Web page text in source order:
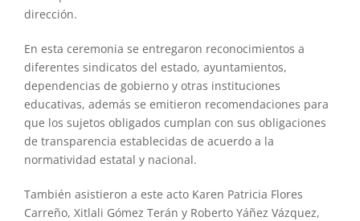
dirección.
En esta ceremonia se entregaron reconocimientos a
diferentes sindicatos del estado, ayuntamientos,
dependencias de gobierno y otras instituciones
educativas, además se emitieron recomendaciones para
que los sujetos obligados cumplan con sus obligaciones
de transparencia establecidas de acuerdo a la
normatividad estatal y nacional.
También asistieron a este acto Karen Patricia Flores
Carreño, Xitlali Gómez Terán y Roberto Yáñez Vázquez,